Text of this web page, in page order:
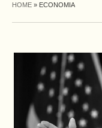
HOME » ECONOMIA